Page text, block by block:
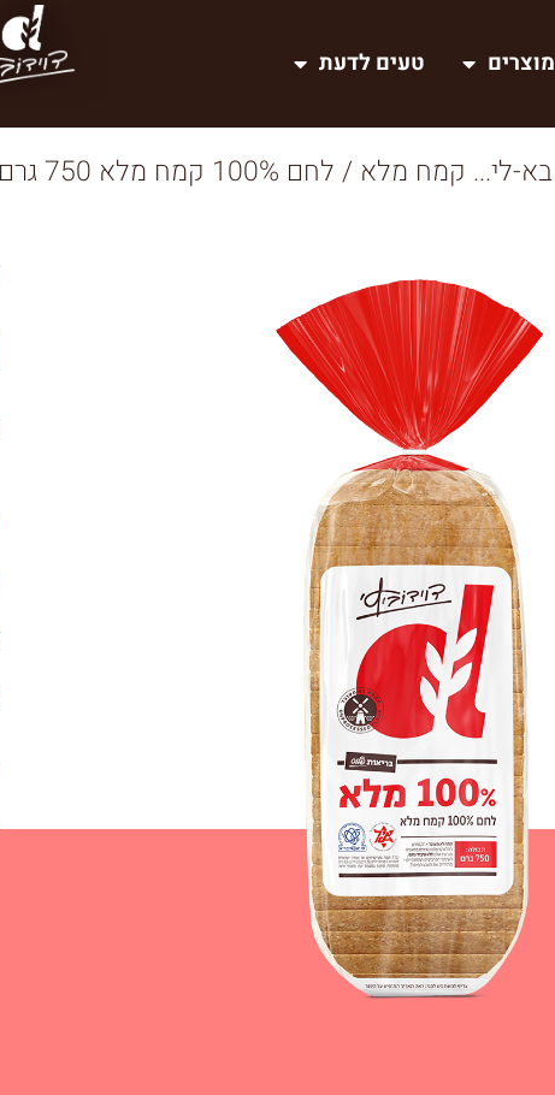
מוצרים טעים לדעת
בא-לי... קמח מלא / לחם 100% קמח מלא 750 גרם